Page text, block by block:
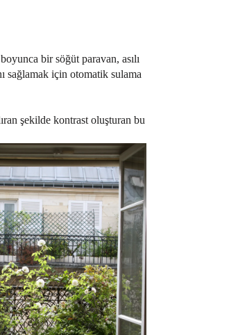
bir söğüt paravan, asılı
sağlamak için otomatik sulama
şekilde kontrast oluşturan bu